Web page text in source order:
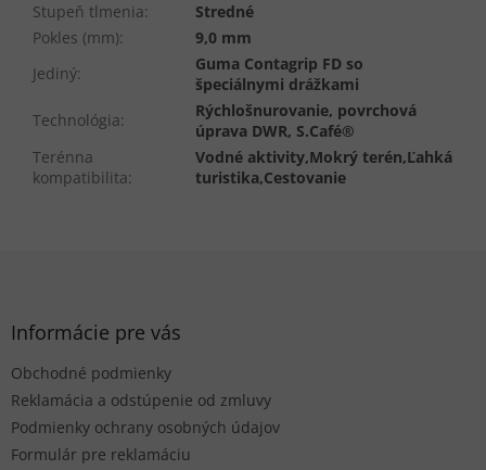
Stupeň tlmenia:
Stredné
Pokles (mm):
9,0 mm
Jediný:
Guma Contagrip FD so
špeciálnymi drážkami
Technológia:
Rýchlošnurovanie, povrchová
úprava DWR, S.Café®
Terénna
kompatibilita:
Vodné aktivity,Mokrý terén,Ľahká
turistika,Cestovanie
Informácie pre vás
Obchodné podmienky
Reklamácia a odstúpenie od zmluvy
Podmienky ochrany osobných údajov
Formulár pre reklamáciu